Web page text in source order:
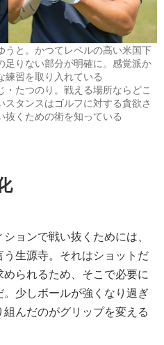
と。かつてレベルの高い米国下
足りない部分が明確に。感覚派か
練習を取り入れている
・たつのり。戦える場所ならどこ
タンスはゴルフに対する貪欲さ
抜くための術を知っている
ョンで戦い抜くためには、
生源寺。それはショットだ
られるため、そこで必要に
少しボールが強くなり過ぎ
んだのがグリップを変える